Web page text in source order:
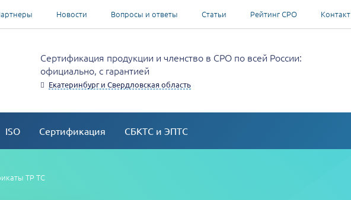
Новости Вопросы и ответы Статьи Рейтинг СРО
Сертификация продукции и членство в СРО по всей России:
официально, с гарантией
Екатеринбург и Свердловская область
ISO Сертификация СБКТС и ЭПТС
ТР ТС